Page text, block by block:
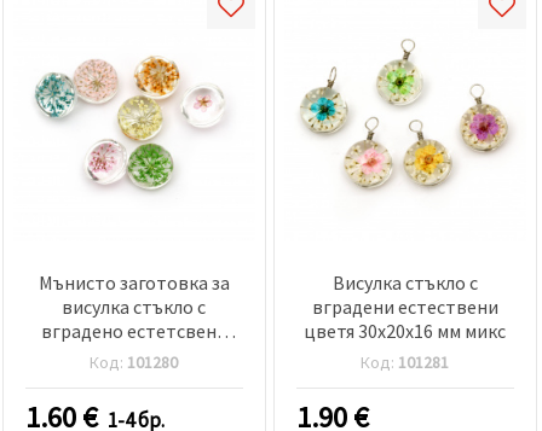
Мънисто заготовка за
висулка стъкло с
вградено естетсвено
цвете 20x16 мм микс
Код: 101280
1.60€ 1-4 бр.
Висулка стъкло с
вградени естествени
цветя 30x20x16 мм микс
Код: 101281
1.90€